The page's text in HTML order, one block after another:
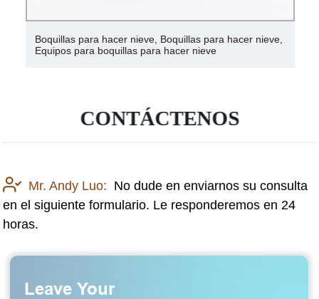
Boquillas para hacer nieve, Boquillas para hacer nieve,
Equipos para boquillas para hacer nieve
CONTÁCTENOS
Mr. Andy Luo: No dude en enviarnos su consulta
en el siguiente formulario. Le responderemos en 24
horas.